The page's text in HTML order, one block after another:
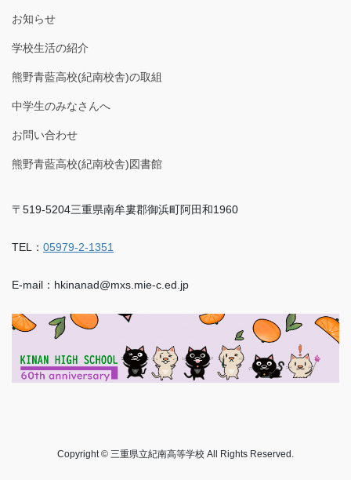
お知らせ
学校生活の紹介
熊野青藍高校(紀南校舎)の取組
中学生のみなさんへ
お問い合わせ
熊野青藍高校(紀南校舎)図書館
〒519-5204三重県南牟婁郡御浜町阿田和1960
TEL： 05979-2-1351
E-mail：hkinanad@mxs.mie-c.ed.jp
Copyright © 三重県立紀南高等学校 All Rights Reserved.